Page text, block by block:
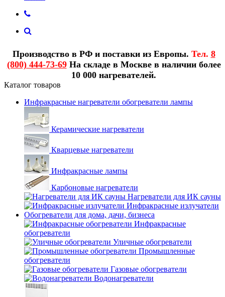
Производство в РФ и поставки из Европы. Тел. 8
(800) 444-73-69На складе в Москве в наличии более
10 000 нагревателей.
Каталог товаров
Инфракрасные нагреватели обогреватели лампы
Керамические нагреватели
Кварцевые нагреватели
Инфракрасные лампы
Карбоновые нагреватели
Нагреватели для ИК сауны
Инфракрасные излучатели
Обогреватели для дома, дачи, бизнеса
Инфракрасные
обогреватели
Уличные обогреватели
Промышленные
обогреватели
Газовые обогреватели
Водонагреватели